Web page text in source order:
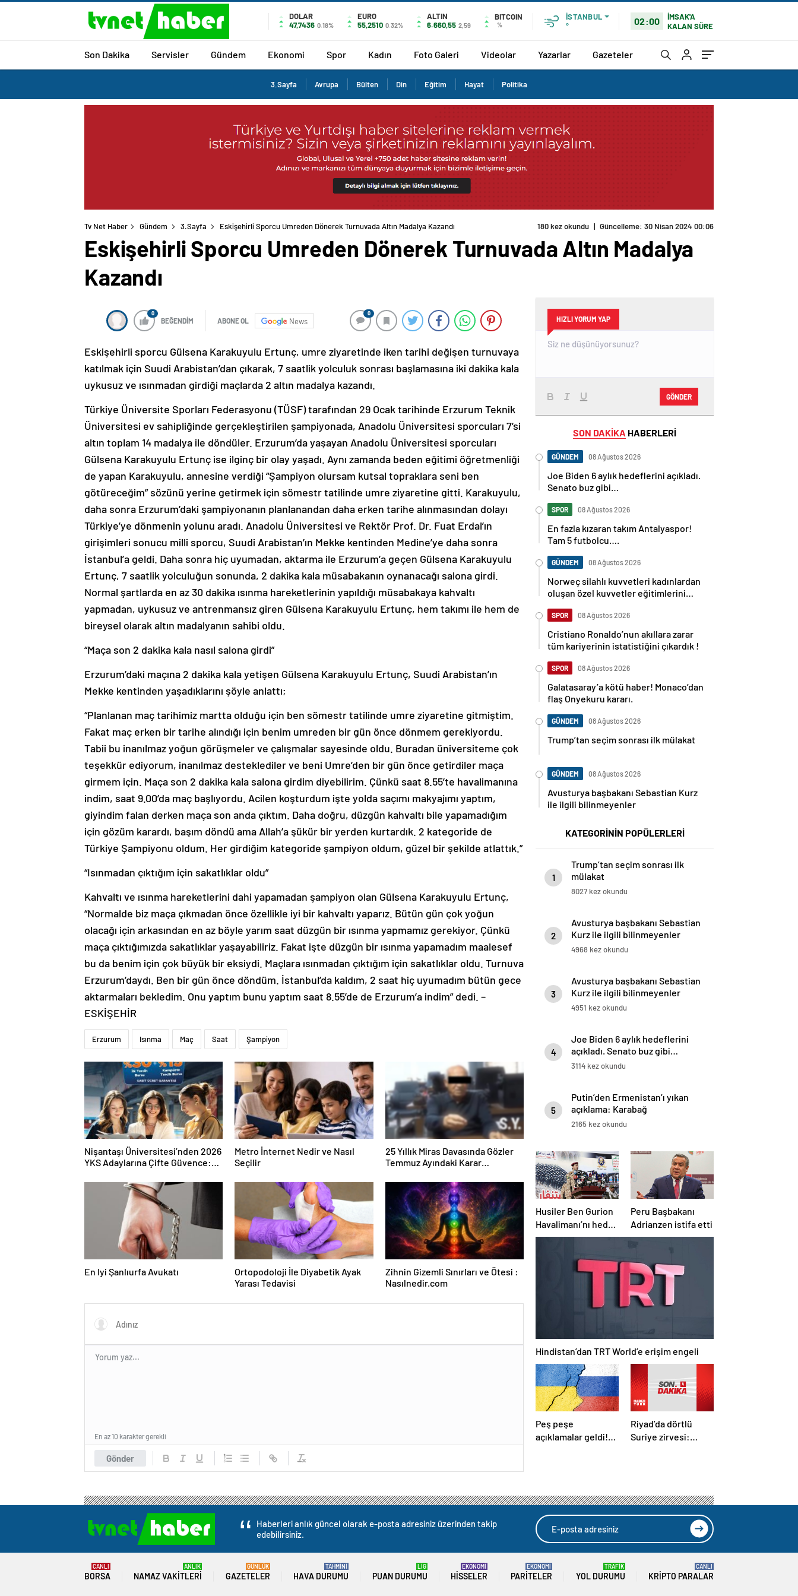
DOLAR
47,7436 0.18%
EURO
55,2510 0.32%
ALTIN
6.660,55 2,59
BITCOIN
%
İSTANBUL
°
02:00
İMSAK'A
KALAN SÜRE
Son Dakika Servisler Gündem Ekonomi Spor Kadın Foto Galeri Videolar Yazarlar Gazeteler
3.Sayfa Avrupa Bülten Din Eğitim Hayat Politika
Tv Net Haber Gündem 3.Sayfa Eskişehirli Sporcu Umreden Dönerek Turnuvada Altın Madalya Kazandı 180 kez okundu | Güncelleme: 30 Nisan 2024 00:06
Eskişehirli Sporcu Umreden Dönerek Turnuvada Altın Madalya
Kazandı
0
BEĞENDİM ABONE OL News
0
Eskişehirli sporcu Gülsena Karakuyulu Ertunç, umre ziyaretinde iken tarihi değişen turnuvaya
katılmak için Suudi Arabistan’dan çıkarak, 7 saatlik yolculuk sonrası başlamasına iki dakika kala
uykusuz ve ısınmadan girdiği maçlarda 2 altın madalya kazandı.
Türkiye Üniversite Sporları Federasyonu (TÜSF) tarafından 29 Ocak tarihinde Erzurum Teknik
Üniversitesi ev sahipliğinde gerçekleştirilen şampiyonada, Anadolu Üniversitesi sporcuları 7’si
altın toplam 14 madalya ile döndüler. Erzurum’da yaşayan Anadolu Üniversitesi sporcuları
Gülsena Karakuyulu Ertunç ise ilginç bir olay yaşadı. Aynı zamanda beden eğitimi öğretmenliği
de yapan Karakuyulu, annesine verdiği “Şampiyon olursam kutsal topraklara seni ben
götüreceğim” sözünü yerine getirmek için sömestr tatilinde umre ziyaretine gitti. Karakuyulu,
daha sonra Erzurum’daki şampiyonanın planlanandan daha erken tarihe alınmasından dolayı
Türkiye’ye dönmenin yolunu aradı. Anadolu Üniversitesi ve Rektör Prof. Dr. Fuat Erdal’ın
girişimleri sonucu milli sporcu, Suudi Arabistan’ın Mekke kentinden Medine’ye daha sonra
İstanbul’a geldi. Daha sonra hiç uyumadan, aktarma ile Erzurum’a geçen Gülsena Karakuyulu
Ertunç, 7 saatlik yolculuğun sonunda, 2 dakika kala müsabakanın oynanacağı salona girdi.
Normal şartlarda en az 30 dakika ısınma hareketlerinin yapıldığı müsabakaya kahvaltı
yapmadan, uykusuz ve antrenmansız giren Gülsena Karakuyulu Ertunç, hem takımı ile hem de
bireysel olarak altın madalyanın sahibi oldu.
“Maça son 2 dakika kala nasıl salona girdi”
Erzurum’daki maçına 2 dakika kala yetişen Gülsena Karakuyulu Ertunç, Suudi Arabistan’ın
Mekke kentinden yaşadıklarını şöyle anlattı;
“Planlanan maç tarihimiz martta olduğu için ben sömestr tatilinde umre ziyaretine gitmiştim.
Fakat maç erken bir tarihe alındığı için benim umreden bir gün önce dönmem gerekiyordu.
Tabii bu inanılmaz yoğun görüşmeler ve çalışmalar sayesinde oldu. Buradan üniversiteme çok
teşekkür ediyorum, inanılmaz desteklediler ve beni Umre’den bir gün önce getirdiler maça
girmem için. Maça son 2 dakika kala salona girdim diyebilirim. Çünkü saat 8.55’te havalimanına
indim, saat 9.00’da maç başlıyordu. Acilen koşturdum işte yolda saçımı makyajımı yaptım,
giyindim falan derken maça son anda çıktım. Daha doğru, düzgün kahvaltı bile yapamadığım
için gözüm karardı, başım döndü ama Allah’a şükür bir yerden kurtardık. 2 kategoride de
Türkiye Şampiyonu oldum. Her girdiğim kategoride şampiyon oldum, güzel bir şekilde atlattık.”
“Isınmadan çıktığım için sakatlıklar oldu”
Kahvaltı ve ısınma hareketlerini dahi yapamadan şampiyon olan Gülsena Karakuyulu Ertunç,
“Normalde biz maça çıkmadan önce özellikle iyi bir kahvaltı yaparız. Bütün gün çok yoğun
olacağı için arkasından en az böyle yarım saat düzgün bir ısınma yapmamız gerekiyor. Çünkü
maça çıktığımızda sakatlıklar yaşayabiliriz. Fakat işte düzgün bir ısınma yapamadım maalesef
bu da benim için çok büyük bir eksiydi. Maçlara ısınmadan çıktığım için sakatlıklar oldu. Turnuva
Erzurum’daydı. Ben bir gün önce döndüm. İstanbul’da kaldım, 2 saat hiç uyumadım bütün gece
aktarmaları bekledim. Onu yaptım bunu yaptım saat 8.55’de de Erzurum’a indim” dedi. –
ESKİŞEHİR
Erzurum Isınma Maç Saat Şampiyon
Nişantaşı Üniversitesi’nden 2026
YKS Adaylarına Çifte Güvence:
Metro İnternet Nedir ve Nasıl
Seçilir
25 Yıllık Miras Davasında Gözler
Temmuz Ayındaki Karar
En Iyi Şanlıurfa Avukatı
Ortopodoloji İle Diyabetik Ayak
Yarası Tedavisi
Zihnin Gizemli Sınırları ve Ötesi :
Nasılnedir.com
Gönder
En az 10 karakter gerekli
HIZLI YORUM YAP
GÖNDER
SON DAKİKA HABERLERİ
GÜNDEM 08 Ağustos 2026
Joe Biden 6 aylık hedeflerini açıkladı.
Senato buz gibi…
SPOR 08 Ağustos 2026
En fazla kızaran takım Antalyaspor!
Tam 5 futbolcu….
GÜNDEM 08 Ağustos 2026
Norweç silahlı kuvvetleri kadınlardan
oluşan özel kuvvetler eğitimlerini
SPOR 08 Ağustos 2026
Cristiano Ronaldo’nun akıllara zarar
tüm kariyerinin istatistiğini çıkardık !
SPOR 08 Ağustos 2026
Galatasaray’a kötü haber! Monaco’dan
flaş Onyekuru kararı.
GÜNDEM 08 Ağustos 2026
Trump’tan seçim sonrası ilk mülakat
GÜNDEM 08 Ağustos 2026
Avusturya başbakanı Sebastian Kurz
ile ilgili bilinmeyenler
KATEGORİNİN POPÜLERLERİ
1
Trump’tan seçim sonrası ilk
mülakat
8027 kez okundu
2
Avusturya başbakanı Sebastian
Kurz ile ilgili bilinmeyenler
4968 kez okundu
3
Avusturya başbakanı Sebastian
Kurz ile ilgili bilinmeyenler
4951 kez okundu
4
Joe Biden 6 aylık hedeflerini
açıkladı. Senato buz gibi…
3114 kez okundu
5
Putin’den Ermenistan’ı yıkan
açıklama: Karabağ
Azerbaycan’ın ayrılmaz bir
2165 kez okundu
Husiler Ben Gurion
Havalimanı’nı hedef
aldı
Peru Başbakanı
Adrianzen istifa etti
Hindistan’dan TRT World’e erişim engeli
Peş peşe
açıklamalar geldi!
Riyad’da dörtlü
Suriye zirvesi:
Haberleri anlık güncel olarak e-posta adresiniz üzerinden takip
edebilirsiniz.
BORSA
CANLI
NAMAZ VAKITLERI
ANLIK
GAZETELER
GÜNLÜK
HAVA DURUMU
TAHMİNİ
PUAN DURUMU
LİG
HISSELER
EKONOMİ
PARITELER
EKONOMİ
YOL DURUMU
TRAFİK
KRIPTO PARALAR
CANLI